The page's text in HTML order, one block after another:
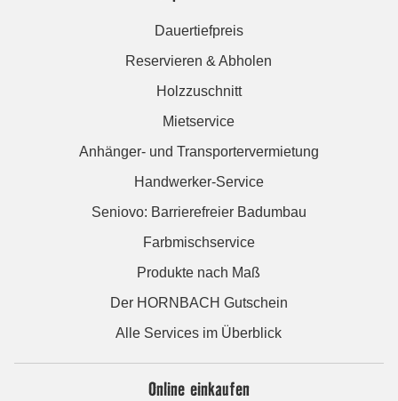
Dauertiefpreis
Reservieren & Abholen
Holzzuschnitt
Mietservice
Anhänger- und Transportervermietung
Handwerker-Service
Seniovo: Barrierefreier Badumbau
Farbmischservice
Produkte nach Maß
Der HORNBACH Gutschein
Alle Services im Überblick
Online einkaufen